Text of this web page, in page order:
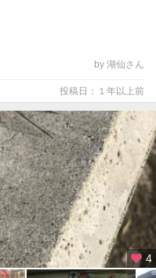
by 湖仙さん
投稿日：１年以上前
4